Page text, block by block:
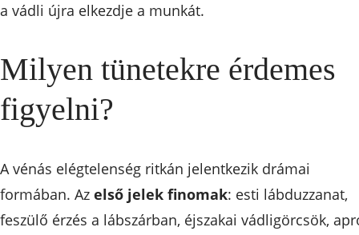
a vádli újra elkezdje a munkát.
Milyen tünetekre érdemes
figyelni?
A vénás elégtelenség ritkán jelentkezik drámai
formában. Az első jelek finomak: esti lábduzzanat,
feszülő érzés a lábszárban, éjszakai vádligörcsök,